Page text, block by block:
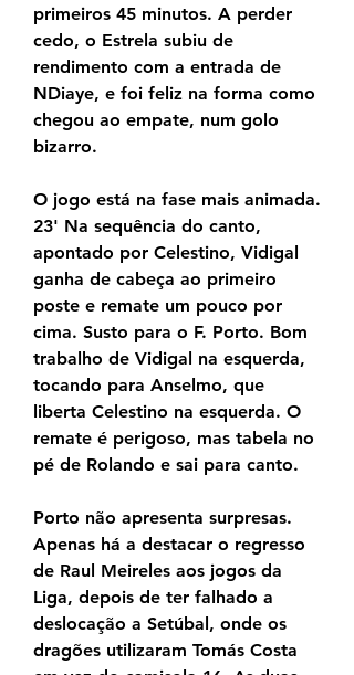
primeiros 45 minutos. A perder
cedo, o Estrela subiu de
rendimento com a entrada de
NDiaye, e foi feliz na forma como
chegou ao empate, num golo
bizarro.
O jogo está na fase mais animada.
23' Na sequência do canto,
apontado por Celestino, Vidigal
ganha de cabeça ao primeiro
poste e remate um pouco por
cima. Susto para o F. Porto. Bom
trabalho de Vidigal na esquerda,
tocando para Anselmo, que
liberta Celestino na esquerda. O
remate é perigoso, mas tabela no
pé de Rolando e sai para canto.
Porto não apresenta surpresas.
Apenas há a destacar o regresso
de Raul Meireles aos jogos da
Liga, depois de ter falhado a
deslocação a Setúbal, onde os
dragões utilizaram Tomás Costa